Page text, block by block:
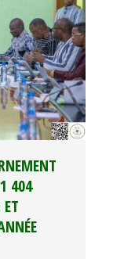
404